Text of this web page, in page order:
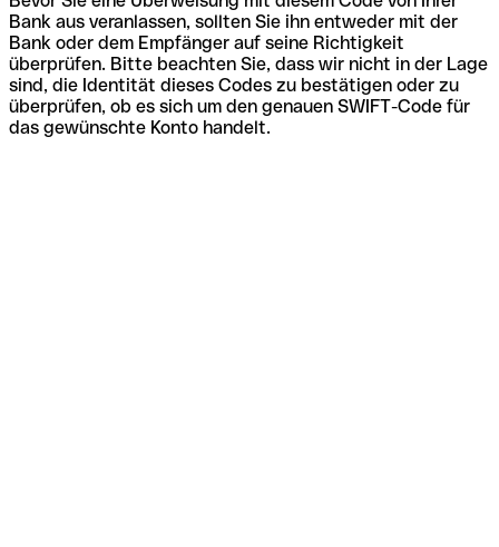
Bank aus veranlassen, sollten Sie ihn entweder mit der
Bank oder dem Empfänger auf seine Richtigkeit
überprüfen. Bitte beachten Sie, dass wir nicht in der Lage
sind, die Identität dieses Codes zu bestätigen oder zu
überprüfen, ob es sich um den genauen SWIFT-Code für
das gewünschte Konto handelt.